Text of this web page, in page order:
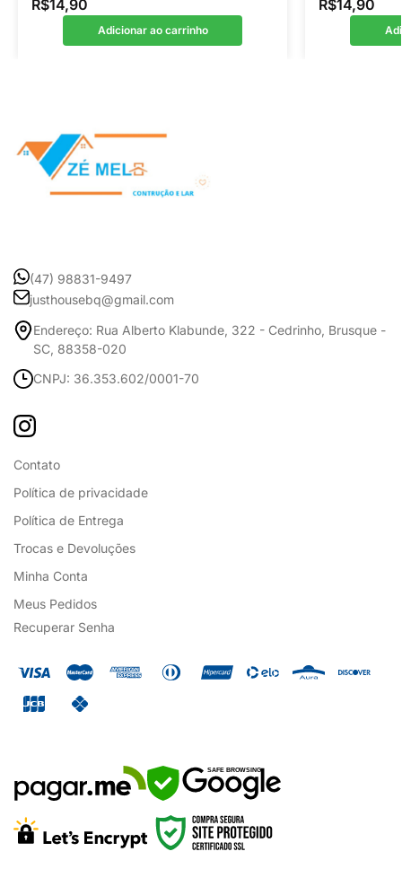
R$14,90
Adicionar ao carrinho
R$14,90
(47) 98831-9497
justhousebq@gmail.com
Endereço: Rua Alberto Klabunde, 322 - Cedrinho, Brusque -
SC, 88358-020
CNPJ: 36.353.602/0001-70
Contato
Política de privacidade
Política de Entrega
Trocas e Devoluções
Minha Conta
Meus Pedidos
Recuperar Senha
SAFE BROWSING